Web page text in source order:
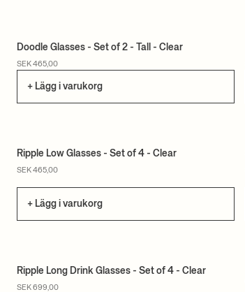
Doodle Glasses - Set of 2 - Tall - Clear
SEK 465,00
+ Lägg i varukorg
Ripple Low Glasses - Set of 4 - Clear
SEK 465,00
+ Lägg i varukorg
Ripple Long Drink Glasses - Set of 4 - Clear
SEK 699,00